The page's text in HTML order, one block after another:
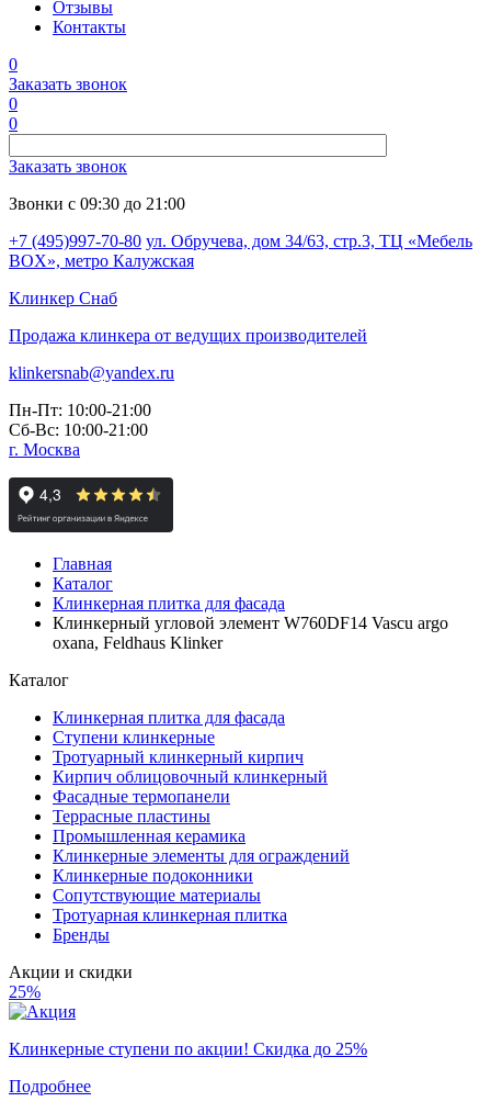
Отзывы
Контакты
0
Заказать звонок
0
0
Заказать звонок
Звонки с 09:30 до 21:00
+7 (495)997-70-80 ул. Обручева, дом 34/63, стр.3, ТЦ «Мебель
BOX», метро Калужская
Клинкер Снаб
Продажа клинкера от ведущих производителей
klinkersnab@yandex.ru
Пн-Пт: 10:00-21:00
Сб-Вс: 10:00-21:00
г. Москва
Главная
Каталог
Клинкерная плитка для фасада
Клинкерный угловой элемент W760DF14 Vascu argo
oxana, Feldhaus Klinker
Каталог
Клинкерная плитка для фасада
Ступени клинкерные
Тротуарный клинкерный кирпич
Кирпич облицовочный клинкерный
Фасадные термопанели
Террасные пластины
Промышленная керамика
Клинкерные элементы для ограждений
Клинкерные подоконники
Сопутствующие материалы
Тротуарная клинкерная плитка
Бренды
Акции и скидки
25%
Клинкерные ступени по акции! Скидка до 25%
Подробнее